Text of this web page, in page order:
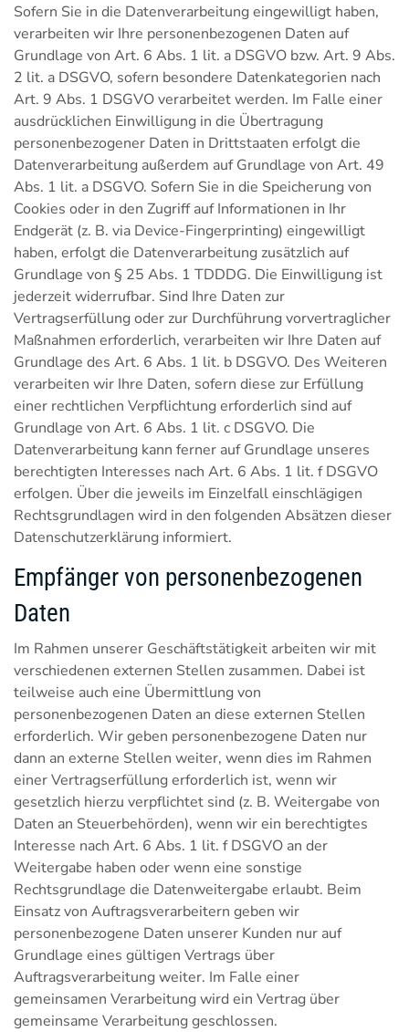
Sofern Sie in die Datenverarbeitung eingewilligt haben,
verarbeiten wir Ihre personenbezogenen Daten auf
Grundlage von Art. 6 Abs. 1 lit. a DSGVO bzw. Art. 9 Abs.
2 lit. a DSGVO, sofern besondere Datenkategorien nach
Art. 9 Abs. 1 DSGVO verarbeitet werden. Im Falle einer
ausdrücklichen Einwilligung in die Übertragung
personenbezogener Daten in Drittstaaten erfolgt die
Datenverarbeitung außerdem auf Grundlage von Art. 49
Abs. 1 lit. a DSGVO. Sofern Sie in die Speicherung von
Cookies oder in den Zugriff auf Informationen in Ihr
Endgerät (z. B. via Device-Fingerprinting) eingewilligt
haben, erfolgt die Datenverarbeitung zusätzlich auf
Grundlage von § 25 Abs. 1 TDDDG. Die Einwilligung ist
jederzeit widerrufbar. Sind Ihre Daten zur
Vertragserfüllung oder zur Durchführung vorvertraglicher
Maßnahmen erforderlich, verarbeiten wir Ihre Daten auf
Grundlage des Art. 6 Abs. 1 lit. b DSGVO. Des Weiteren
verarbeiten wir Ihre Daten, sofern diese zur Erfüllung
einer rechtlichen Verpflichtung erforderlich sind auf
Grundlage von Art. 6 Abs. 1 lit. c DSGVO. Die
Datenverarbeitung kann ferner auf Grundlage unseres
berechtigten Interesses nach Art. 6 Abs. 1 lit. f DSGVO
erfolgen. Über die jeweils im Einzelfall einschlägigen
Rechtsgrundlagen wird in den folgenden Absätzen dieser
Datenschutzerklärung informiert.
Empfänger von personenbezogenen
Daten
Im Rahmen unserer Geschäftstätigkeit arbeiten wir mit
verschiedenen externen Stellen zusammen. Dabei ist
teilweise auch eine Übermittlung von
personenbezogenen Daten an diese externen Stellen
erforderlich. Wir geben personenbezogene Daten nur
dann an externe Stellen weiter, wenn dies im Rahmen
einer Vertragserfüllung erforderlich ist, wenn wir
gesetzlich hierzu verpflichtet sind (z. B. Weitergabe von
Daten an Steuerbehörden), wenn wir ein berechtigtes
Interesse nach Art. 6 Abs. 1 lit. f DSGVO an der
Weitergabe haben oder wenn eine sonstige
Rechtsgrundlage die Datenweitergabe erlaubt. Beim
Einsatz von Auftragsverarbeitern geben wir
personenbezogene Daten unserer Kunden nur auf
Grundlage eines gültigen Vertrags über
Auftragsverarbeitung weiter. Im Falle einer
gemeinsamen Verarbeitung wird ein Vertrag über
gemeinsame Verarbeitung geschlossen.